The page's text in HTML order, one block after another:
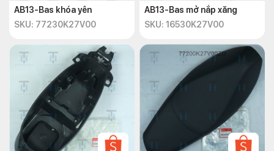
AB13-Bas khóa yên
SKU: 77230K27V00
AB13-Bas mở nắp xăng
SKU: 16530K27V00